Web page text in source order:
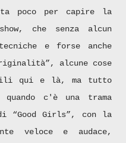
poco per capire la
che senza alcun
e forse anche
alcune cose
qui e là, ma tutto
c'è una trama
“Good Girls”, con la
veloce e audace,